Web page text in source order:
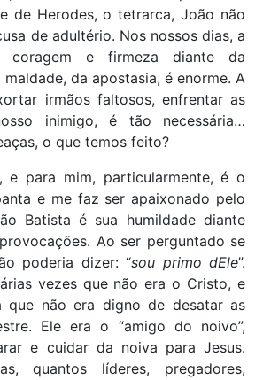
de Herodes, o tetrarca, João não
de adultério. Nos nossos dias, a
coragem e firmeza diante da
da apostasia, é enorme. A
irmãos faltosos, enfrentar as
inimigo, é tão necessária…
o que temos feito?
e para mim, particularmente, é o
e me faz ser apaixonado pelo
Batista é sua humildade diante
Ao ser perguntado se
poderia dizer: “sou primo dEle”.
vezes que não era o Cristo, e
que não era digno de desatar as
Ele era o “amigo do noivo”,
e cuidar da noiva para Jesus.
quantos líderes, pregadores,